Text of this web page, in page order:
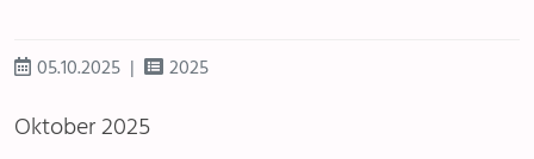
05.10.2025 2025
Oktober 2025
Walenstadt
Mols-Murg-Quarten